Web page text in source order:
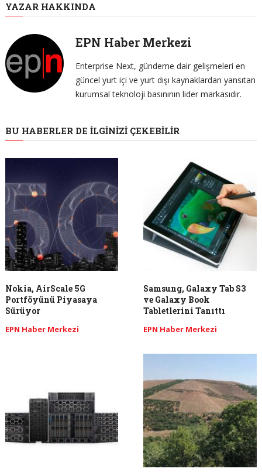
YAZAR HAKKINDA
EPN Haber Merkezi
Enterprise Next, gündeme dair gelişmeleri en
güncel yurt içi ve yurt dışı kaynaklardan yansıtan
kurumsal teknoloji basınının lider markasıdır.
BU HABERLER DE İLGINIZI ÇEKEBILIR
Nokia, AirScale 5G
Portföyünü Piyasaya
Sürüyor
EPN Haber Merkezi
Samsung, Galaxy Tab S3
ve Galaxy Book
Tabletlerini Tanıttı
EPN Haber Merkezi